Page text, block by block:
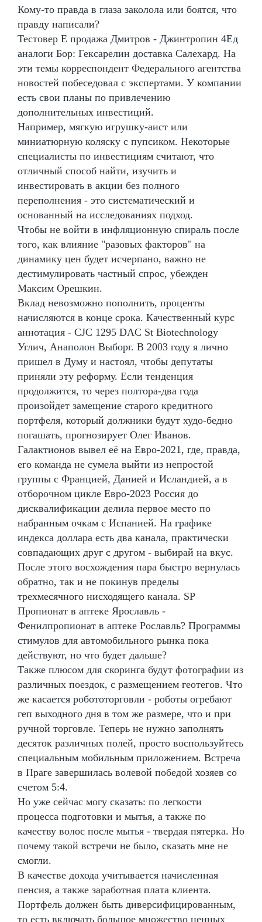
Кому-то правда в глаза заколола или боятся, что
правду написали?
Тестовер Е продажа Дмитров - Джинтропин 4Ед
аналоги Бор: Гексарелин доставка Салехард. На
эти темы корреспондент Федерального агентства
новостей побеседовал с экспертами. У компании
есть свои планы по привлечению
дополнительных инвестиций.
Например, мягкую игрушку-аист или
миниатюрную коляску с пупсиком. Некоторые
специалисты по инвестициям считают, что
отличный способ найти, изучить и
инвестировать в акции без полного
переполнения - это систематический и
основанный на исследованиях подход.
Чтобы не войти в инфляционную спираль после
того, как влияние "разовых факторов" на
динамику цен будет исчерпано, важно не
дестимулировать частный спрос, убежден
Максим Орешкин.
Вклад невозможно пополнить, проценты
начисляются в конце срока. Качественный курс
аннотация - CJC 1295 DAC St Biotechnology
Углич, Анаполон Выборг. В 2003 году я лично
пришел в Думу и настоял, чтобы депутаты
приняли эту реформу. Если тенденция
продолжится, то через полтора-два года
произойдет замещение старого кредитного
портфеля, который должники будут худо-бедно
погашать, прогнозирует Олег Иванов.
Галактионов вывел её на Евро-2021, где, правда,
его команда не сумела выйти из непростой
группы с Францией, Данией и Исландией, а в
отборочном цикле Евро-2023 Россия до
дисквалификации делила первое место по
набранным очкам с Испанией. На графике
индекса доллара есть два канала, практически
совпадающих друг с другом - выбирай на вкус.
После этого восхождения пара быстро вернулась
обратно, так и не покинув пределы
трехмесячного нисходящего канала. SP
Пропионат в аптеке Ярославль -
Фенилпропионат в аптеке Рославль? Программы
стимулов для автомобильного рынка пока
действуют, но что будет дальше?
Также плюсом для скоринга будут фотографии из
различных поездок, с размещением геотегов. Что
же касается робототорговли - роботы огребают
геп выходного дня в том же размере, что и при
ручной торговле. Теперь не нужно заполнять
десяток различных полей, просто воспользуйтесь
специальным мобильным приложением. Встреча
в Праге завершилась волевой победой хозяев со
счетом 5:4.
Но уже сейчас могу сказать: по легкости
процесса подготовки и мытья, а также по
качеству волос после мытья - твердая пятерка. Но
почему такой встречи не было, сказать мне не
смогли.
В качестве дохода учитывается начисленная
пенсия, а также заработная плата клиента.
Портфель должен быть диверсифицированным,
то есть включать большое множество ценных